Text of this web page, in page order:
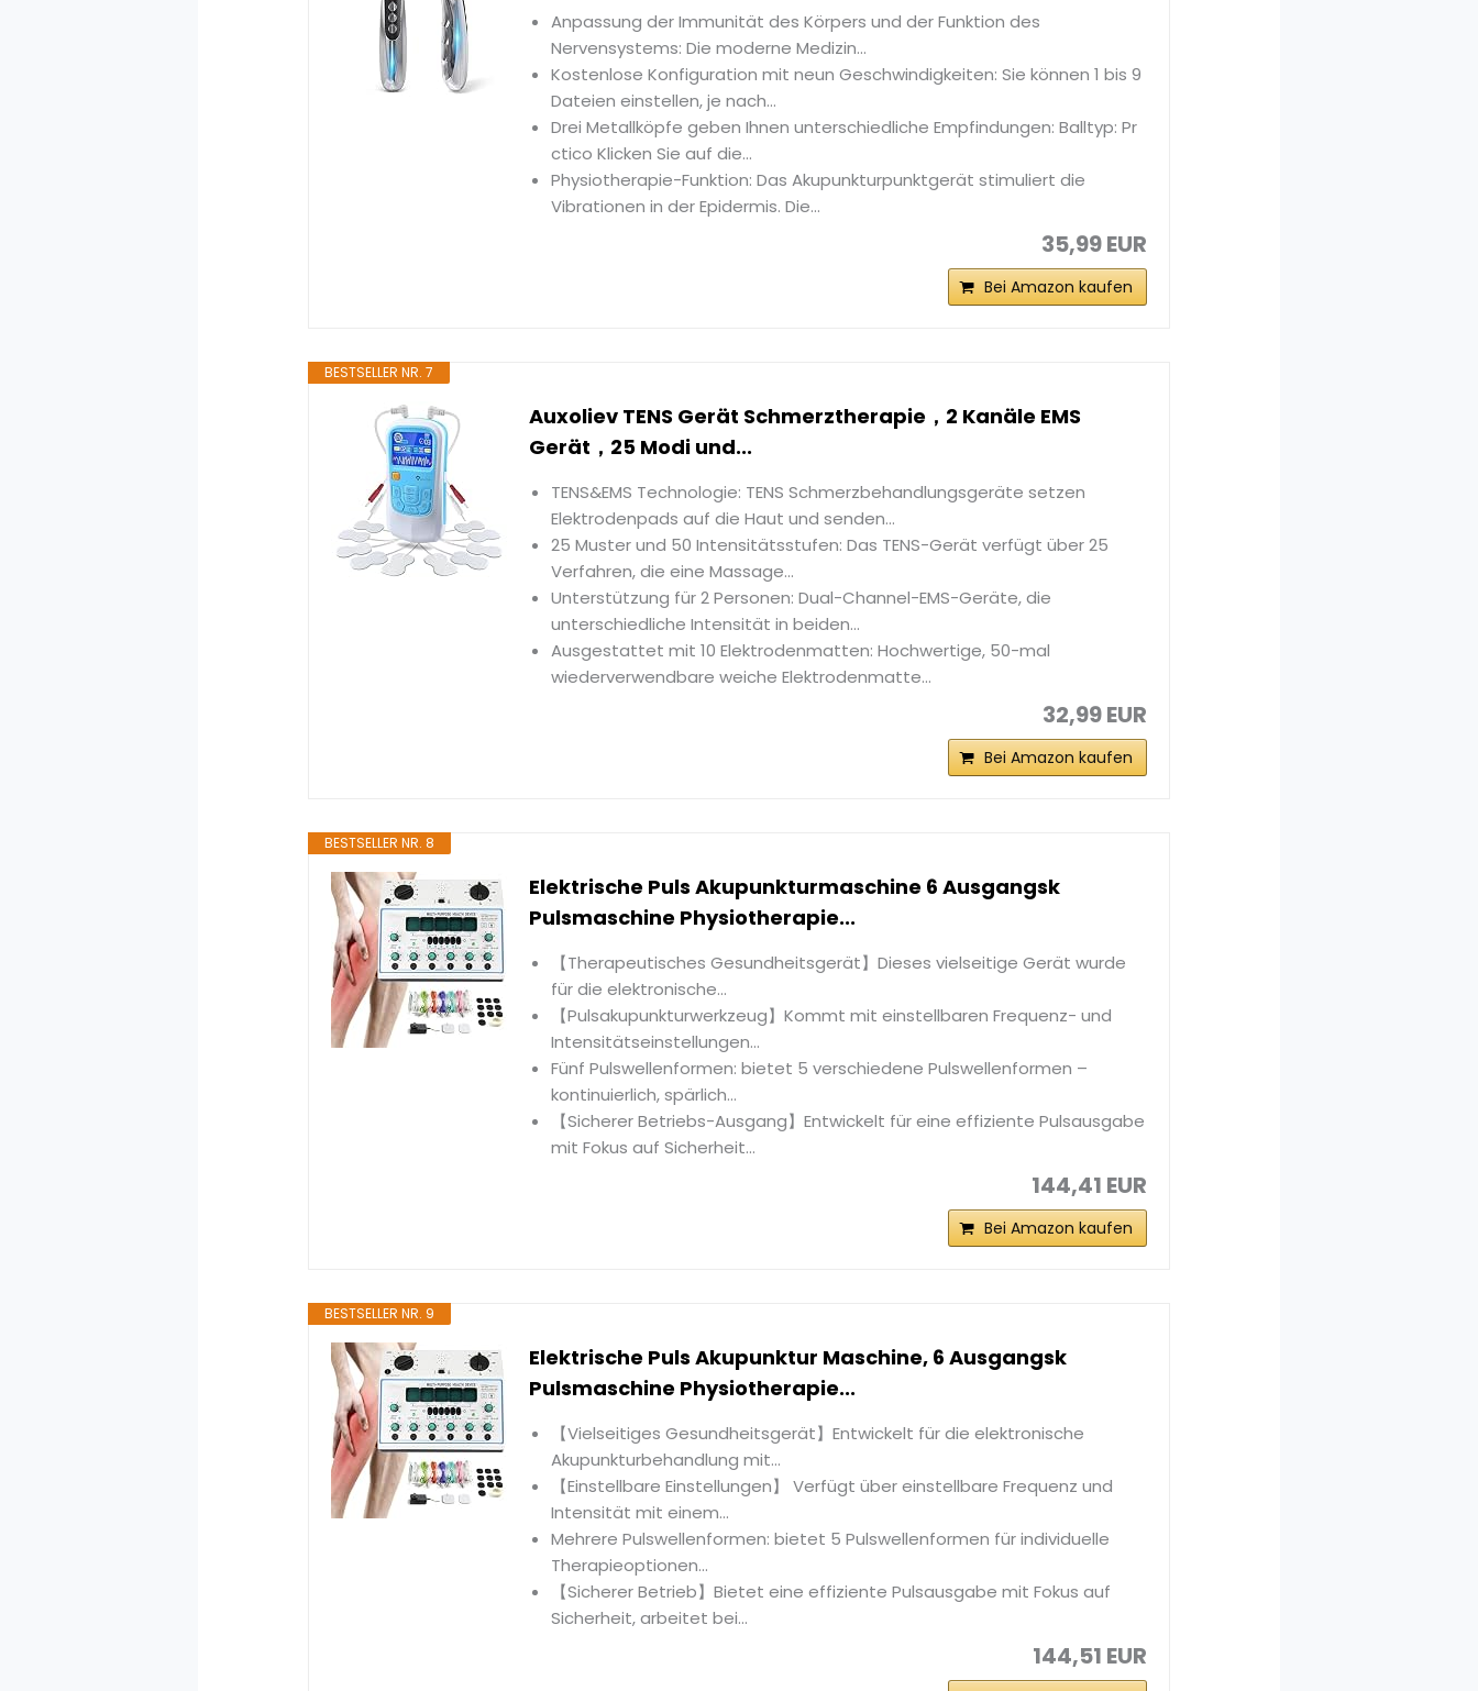
Anpassung der Immunität des Körpers und der Funktion des
Nervensystems: Die moderne Medizin...
Kostenlose Konfiguration mit neun Geschwindigkeiten: Sie können 1 bis 9
Dateien einstellen, je nach...
Drei Metallköpfe geben Ihnen unterschiedliche Empfindungen: Balltyp: Pr
ctico Klicken Sie auf die...
Physiotherapie-Funktion: Das Akupunkturpunktgerät stimuliert die
Vibrationen in der Epidermis. Die...
35,99 EUR
Bei Amazon kaufen
BESTSELLER NR. 7
Auxoliev TENS Gerät Schmerztherapie，2 Kanäle EMS
Gerät，25 Modi und...
TENS&EMS Technologie: TENS Schmerzbehandlungsgeräte setzen
Elektrodenpads auf die Haut und senden...
25 Muster und 50 Intensitätsstufen: Das TENS-Gerät verfügt über 25
Verfahren, die eine Massage...
Unterstützung für 2 Personen: Dual-Channel-EMS-Geräte, die
unterschiedliche Intensität in beiden...
Ausgestattet mit 10 Elektrodenmatten: Hochwertige, 50-mal
wiederverwendbare weiche Elektrodenmatte...
32,99 EUR
Bei Amazon kaufen
BESTSELLER NR. 8
Elektrische Puls Akupunkturmaschine 6 Ausgangsk
Pulsmaschine Physiotherapie...
【Therapeutisches Gesundheitsgerät】Dieses vielseitige Gerät wurde
für die elektronische...
【Pulsakupunkturwerkzeug】Kommt mit einstellbaren Frequenz- und
Intensitätseinstellungen...
Fünf Pulswellenformen: bietet 5 verschiedene Pulswellenformen –
kontinuierlich, spärlich...
【Sicherer Betriebs-Ausgang】Entwickelt für eine effiziente Pulsausgabe
mit Fokus auf Sicherheit...
144,41 EUR
Bei Amazon kaufen
BESTSELLER NR. 9
Elektrische Puls Akupunktur Maschine, 6 Ausgangsk
Pulsmaschine Physiotherapie...
【Vielseitiges Gesundheitsgerät】Entwickelt für die elektronische
Akupunkturbehandlung mit...
【Einstellbare Einstellungen】 Verfügt über einstellbare Frequenz und
Intensität mit einem...
Mehrere Pulswellenformen: bietet 5 Pulswellenformen für individuelle
Therapieoptionen...
【Sicherer Betrieb】Bietet eine effiziente Pulsausgabe mit Fokus auf
Sicherheit, arbeitet bei...
144,51 EUR